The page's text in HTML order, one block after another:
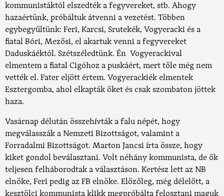
kommunistáktól elszedték a fegyvereket, stb. Ahogy
hazaértünk, próbáltuk átvenni a vezetést. Többen
egybegyűltünk: Feri, Karcsi, Srutekék, Vogyeracki és a
fiatal Bóri, Mezősi, el akartuk venni a fegyvereket
Daduskáéktól. Szétszéledtünk. Én Vogyerackival
elmentem a fiatal Cigóhoz a puskáért, mert tőle még nem
vették el. Fater eljött értem. Vogyerackiék elmentek
Esztergomba, ahol elkapták őket és csak szombaton jöttek
haza.
Vasárnap délután összehívták a falu népét, hogy
megválasszák a Nemzeti Bizottságot, valamint a
Forradalmi Bizottságot. Marton Jancsi írta össze, hogy
kiket gondol beválasztani. Volt néhány kommunista, de ők
teljesen felháborodtak a választáson. Kertész lett az NB
elnöke, Feri pedig az FB elnöke. Előzőleg, még délelőtt, a
kesztölci kommunista klikk megpróbálta felosztani maguk